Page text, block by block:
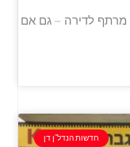
לדירה – גם אם
חדשות הנדל"ן דן